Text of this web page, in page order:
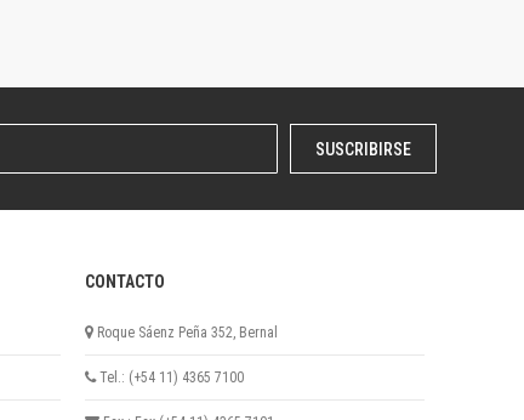
SUSCRIBIRSE
CONTACTO
Roque Sáenz Peña 352, Bernal
Tel.: (+54 11) 4365 7100